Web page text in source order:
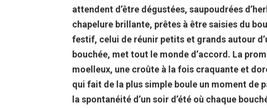
attendent d’être dégustées, saupoudrées
chapelure brillante, prêtes à être saisies du
festif, celui de réunir petits et grands autour
bouchée, met tout le monde d’accord. La
moelleux, une croûte à la fois craquante et
qui fait de la plus simple boule un moment de
la spontanéité d’un soir d’été où chaque